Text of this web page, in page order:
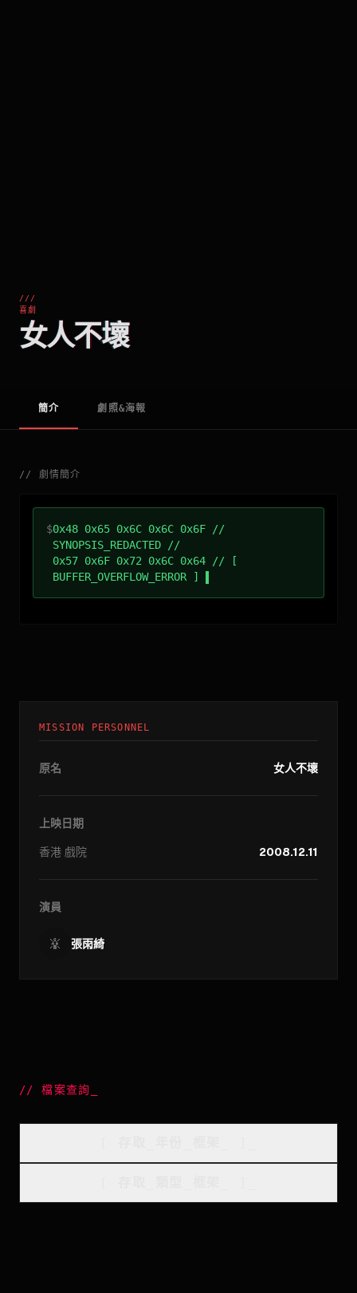
///
喜劇
女人不壞
簡介 劇照&海報
// 劇情簡介
$0x48 0x65 0x6C 0x6C 0x6F //
SYNOPSIS_REDACTED //
0x57 0x6F 0x72 0x6C 0x64 // [
BUFFER_OVERFLOW_ERROR ]
MISSION PERSONNEL
原名 女人不壞
上映日期
香港 戲院 2008.12.11
演員
張雨綺
//檔案查詢